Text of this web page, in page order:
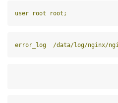
user root root;
error_log  /data/log/nginx/